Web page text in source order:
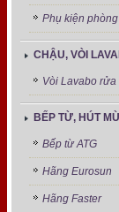
Phụ kiện
CHẬU, VÒI
Vòi Lavabo rửa
BẾP TỪ, HÚT MÙI
Bếp từ ATG
Hãng Eurosun
Hãng Faster